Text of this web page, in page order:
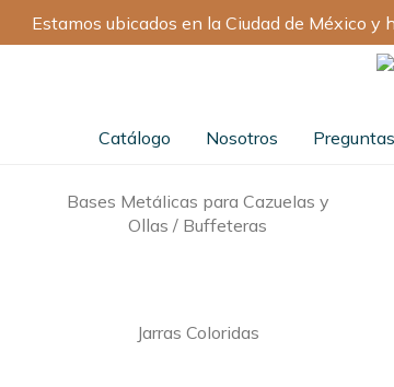
Estamos ubicados en la Ciudad de México y
Catálogo Nosotros
Bases Metálicas para Cazuelas y
Ollas / Buffeteras
Jarras Coloridas